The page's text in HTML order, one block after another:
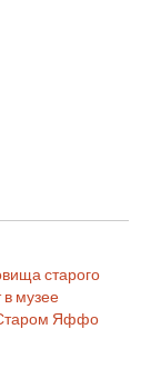
старого
музее
Яффо